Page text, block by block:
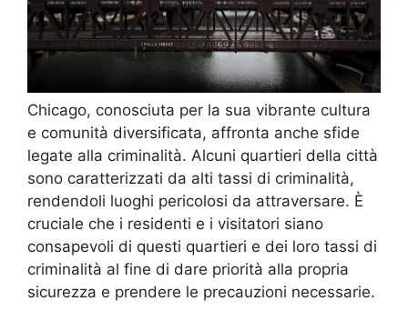
Chicago, conosciuta per la sua vibrante cultura
e comunità diversificata, affronta anche sfide
legate alla criminalità. Alcuni quartieri della città
sono caratterizzati da alti tassi di criminalità,
rendendoli luoghi pericolosi da attraversare. È
cruciale che i residenti e i visitatori siano
consapevoli di questi quartieri e dei loro tassi di
criminalità al fine di dare priorità alla propria
sicurezza e prendere le precauzioni necessarie.